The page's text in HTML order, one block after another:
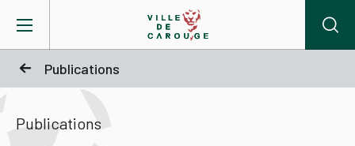
Publications
Publications